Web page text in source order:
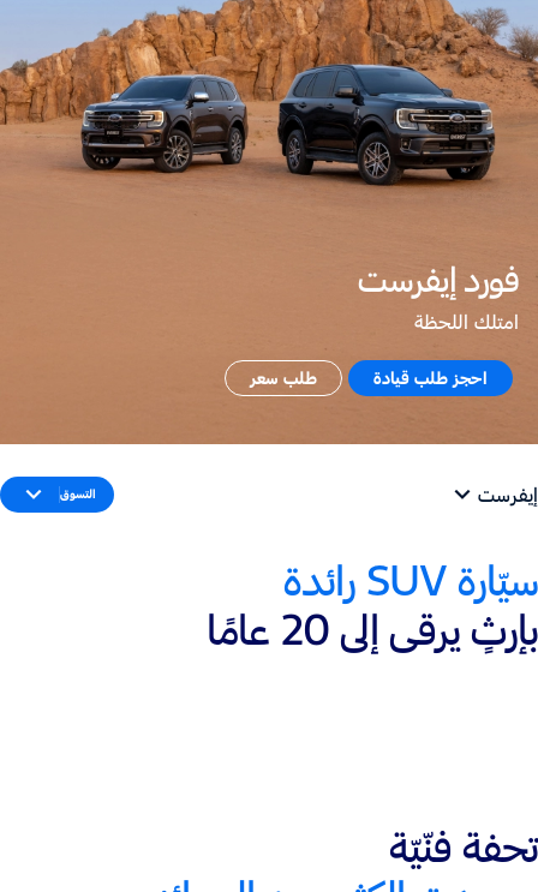
فورد إيفرست
امتلك اللحظة
احجز طلب قيادة طلب سعر
إيفرست التسوق
سيّارة SUV رائدة
بإرثٍ يرقى إلى 20 عامًا
تحفة فنّيّة